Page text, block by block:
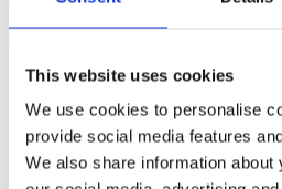
This website uses cookies
We use cookies to personalise
provide social media features
We also share information
sind, am Streitbeteiligungsverfahren vor
Diese Aufgabe übernimmt für uns die
München.